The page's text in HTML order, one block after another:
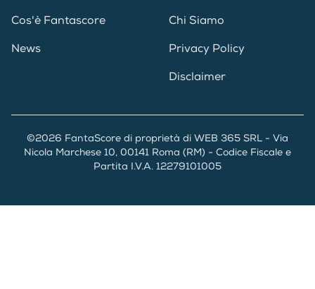
Cos'è Fantascore
News
Chi Siamo
Privacy Policy
Disclaimer
©2026 FantaScore di proprietà di WEB 365 SRL - Via
Nicola Marchese 10, 00141 Roma (RM) - Codice Fiscale e
Partita I.V.A. 12279101005